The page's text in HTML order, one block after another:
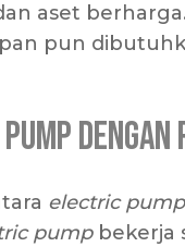
aset berharga.
pun
dengan
electric pump
pumpbekerja